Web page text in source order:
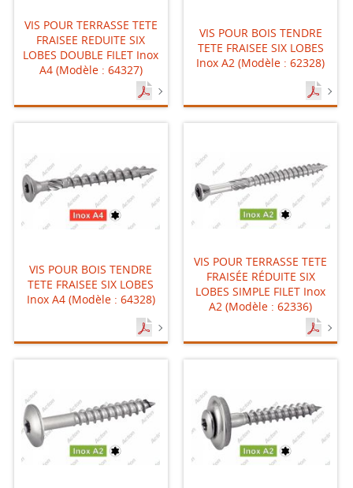
VIS POUR TERRASSE TETE
FRAISEE REDUITE SIX
LOBES DOUBLE FILET Inox
A4 (Modèle : 64327)
VIS POUR BOIS TENDRE
TETE FRAISEE SIX LOBES
Inox A2 (Modèle : 62328)
VIS POUR BOIS TENDRE
TETE FRAISEE SIX LOBES
Inox A4 (Modèle : 64328)
VIS POUR TERRASSE TETE
FRAISÉE RÉDUITE SIX
LOBES SIMPLE FILET Inox
A2 (Modèle : 62336)